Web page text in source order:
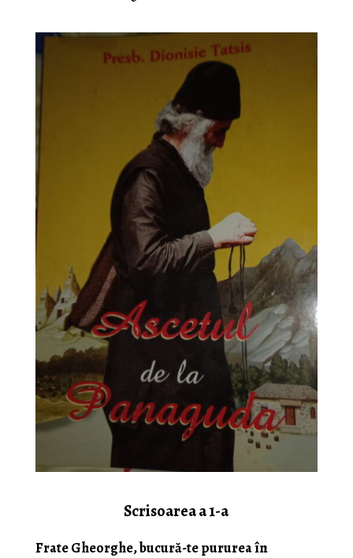
Scrisoarea a 1-a
Frate Gheorghe, bucură-te pururea în